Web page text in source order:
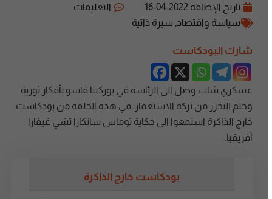
تاريخ الإضافة2022-04-16
التعليقات
سياسة واقتصاد, سيرة ذاتية
شارك البودكاست
عسكري شاب وصل الى الرئاسة في بوركينا فاسو بأفكار ثورية
وحلم التحرر من تركة الاستعمار، في هذه الحلقة من بودكاست
خارج الذاكرة استمعوا الى حكاية توماس سانكارا تشي غيفارا
أفريقيا.
بودكاست خارج الذاكرة